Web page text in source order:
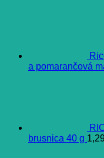
a pomarančová
brusnica 40 g 1,29